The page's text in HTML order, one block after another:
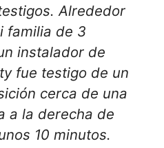
Alrededor
familia de 3
instalador de
fue testigo de un
cerca de una
a la derecha de
10 minutos.